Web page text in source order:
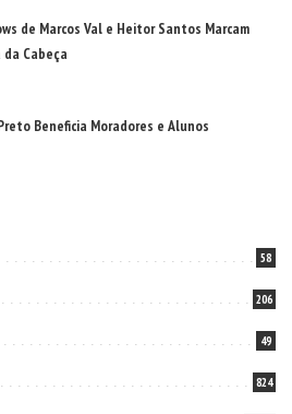
de Marcos Val e Heitor Santos Marcam
Cabeça
Beneficia Moradores e Alunos
58
206
49
824